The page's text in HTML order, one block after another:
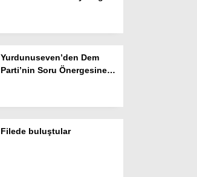
Künye
Teknoloji
Yurdunuseven’den Dem
Parti’nin Soru Önergesine
emanet”
Filede buluştular